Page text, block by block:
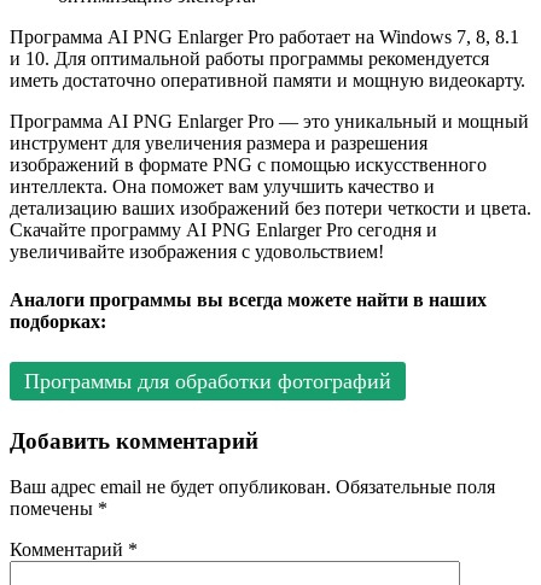
Программа AI PNG Enlarger Pro работает на Windows 7, 8, 8.1
и 10. Для оптимальной работы программы рекомендуется
иметь достаточно оперативной памяти и мощную видеокарту.
Программа AI PNG Enlarger Pro — это уникальный и мощный
инструмент для увеличения размера и разрешения
изображений в формате PNG с помощью искусственного
интеллекта. Она поможет вам улучшить качество и
детализацию ваших изображений без потери четкости и цвета.
Скачайте программу AI PNG Enlarger Pro сегодня и
увеличивайте изображения с удовольствием!
Аналоги программы вы всегда можете найти в наших
подборках:
Программы для обработки фотографий
Добавить комментарий
Ваш адрес email не будет опубликован. Обязательные поля
помечены *
Комментарий *